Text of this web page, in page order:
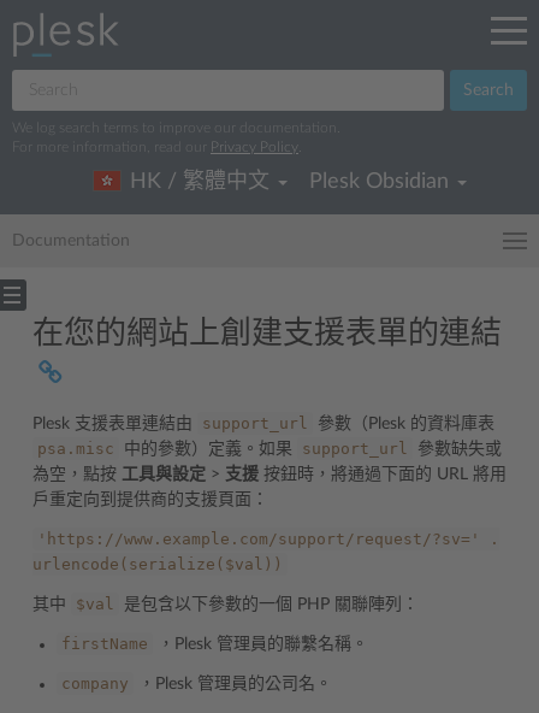
Search
We log search terms to improve our documentation.
For more information, read our
Privacy Policy
HK / 繁體中文 Plesk Obsidian
Documentation
在您的網站上創建支援表單的連結
Plesk 支援表單連結由 support_url 參數（Plesk 的資料庫表
psa.misc 中的參數）定義。如果 support_url
參數缺失或
為空，點按 工具與設定 > 支援 按鈕時，將通過下面的 URL 將用
戶重定向到提供商的支援頁面：
'https://www.example.com/support/request/?sv='
.
urlencode(serialize($val))
其中 $val 是包含以下參數的一個 PHP 關聯陣列：
firstName ，Plesk 管理員的聯繫名稱。
company ，Plesk 管理員的公司名。